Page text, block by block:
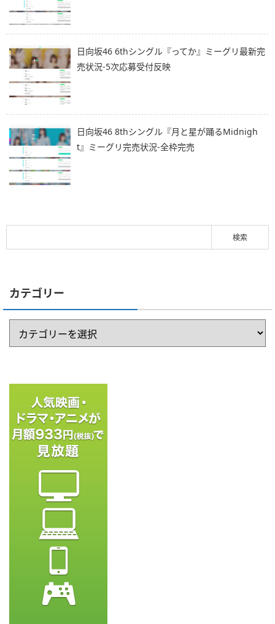
日向坂46 6thシングル『ってか』ミーグリ最新完
売状況-5次応募受付反映
日向坂46 8thシングル『月と星が踊るMidnigh
t』ミーグリ完売状況-全枠完売
カテゴリー